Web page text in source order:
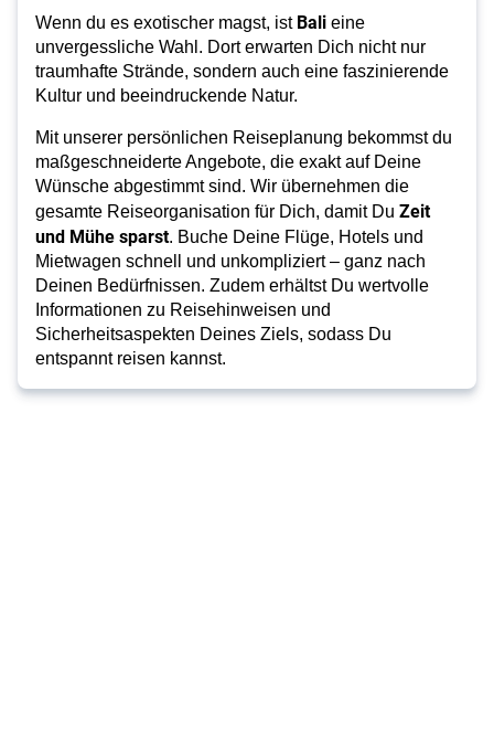
Wenn du es exotischer magst, ist Bali eine
unvergessliche Wahl. Dort erwarten Dich nicht nur
traumhafte Strände, sondern auch eine faszinierende
Kultur und beeindruckende Natur.
Mit unserer persönlichen Reiseplanung bekommst du
maßgeschneiderte Angebote, die exakt auf Deine
Wünsche abgestimmt sind. Wir übernehmen die
gesamte Reiseorganisation für Dich, damit Du Zeit
und Mühe sparst. Buche Deine Flüge, Hotels und
Mietwagen schnell und unkompliziert – ganz nach
Deinen Bedürfnissen. Zudem erhältst Du wertvolle
Informationen zu Reisehinweisen und
Sicherheitsaspekten Deines Ziels, sodass Du
entspannt reisen kannst.